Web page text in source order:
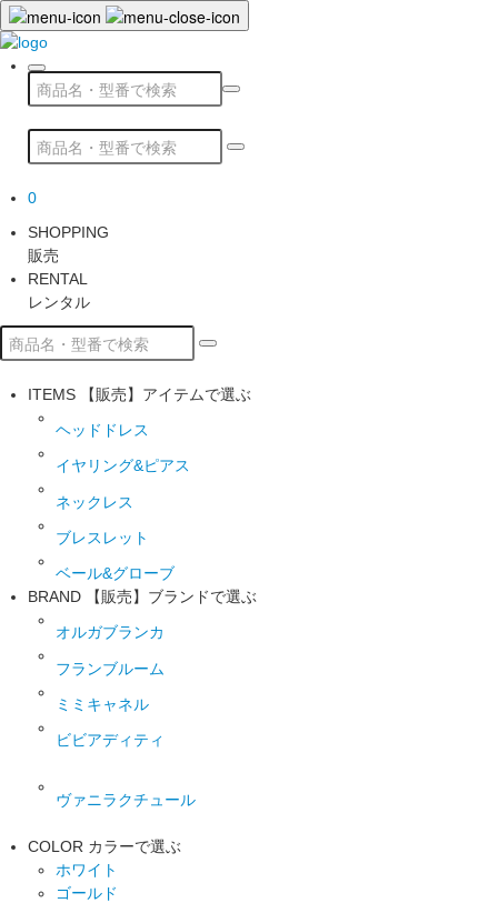
0
SHOPPING
販売
RENTAL
レンタル
ITEMS 【販売】アイテムで選ぶ
ヘッドドレス
イヤリング&ピアス
ネックレス
ブレスレット
ベール&グローブ
BRAND
【販売】ブランドで選ぶ
オルガブランカ
フランブルーム
ミミキャネル
ビビアディティ
ヴァニラクチュール
COLOR カラーで選ぶ
ホワイト
ゴールド